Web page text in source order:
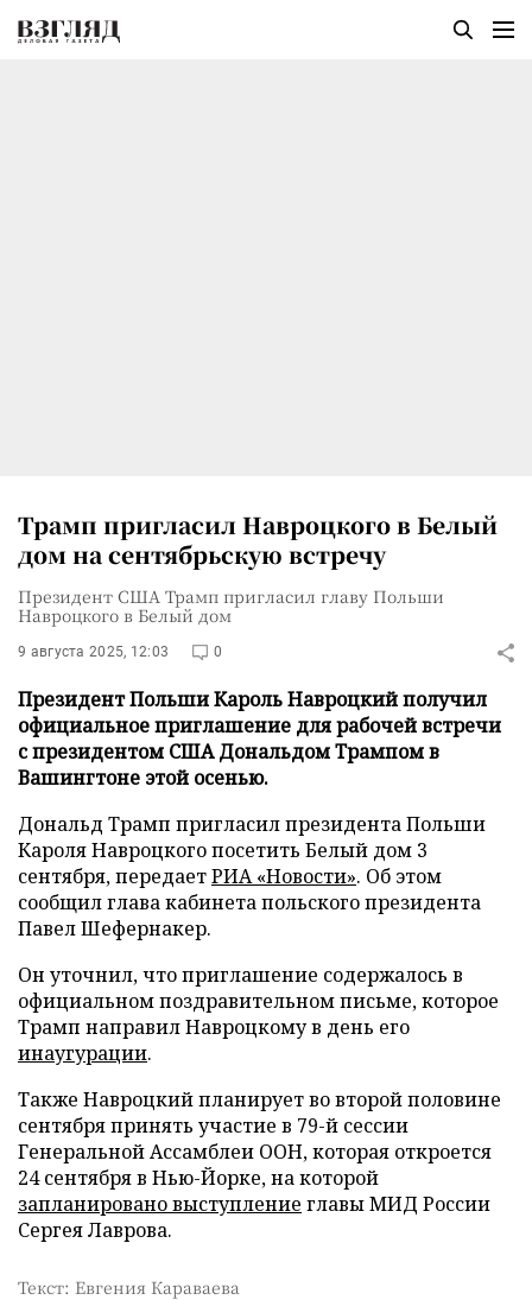
Трамп пригласил Навроцкого в Белый
дом на сентябрьскую встречу
Президент США Трамп пригласил главу Польши
Навроцкого в Белый дом
9 августа 2025, 12:03 0
Президент Польши Кароль Навроцкий получил
официальное приглашение для рабочей встречи
с президентом США Дональдом Трампом в
Вашингтоне этой осенью.
Дональд Трамп пригласил президента Польши
Кароля Навроцкого посетить Белый дом 3
сентября, передаетРИА «Новости». Об этом
сообщил глава кабинета польского президента
Павел Шефернакер.
Он уточнил, что приглашение содержалось в
официальном поздравительном письме, которое
Трамп направил Навроцкому в день его
инаугурации.
Также Навроцкий планирует во второй половине
сентября принять участие в 79-й сессии
Генеральной Ассамблеи ООН, которая откроется
24 сентября в Нью-Йорке, на которой
запланировано выступление главы МИД России
Сергея Лаврова.
Текст: Евгения Караваева